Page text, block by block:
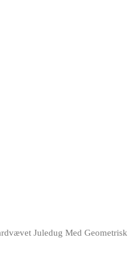
Juledug Med Geometrisk